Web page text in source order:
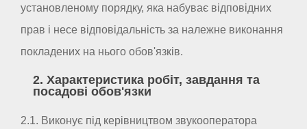
установленому порядку, яка набуває відповідних
прав і несе відповідальність за належне виконання
покладених на нього обов'язків.
2. Характеристика робіт, завдання та
посадові обов'язки
2.1. Виконує під керівництвом звукооператора